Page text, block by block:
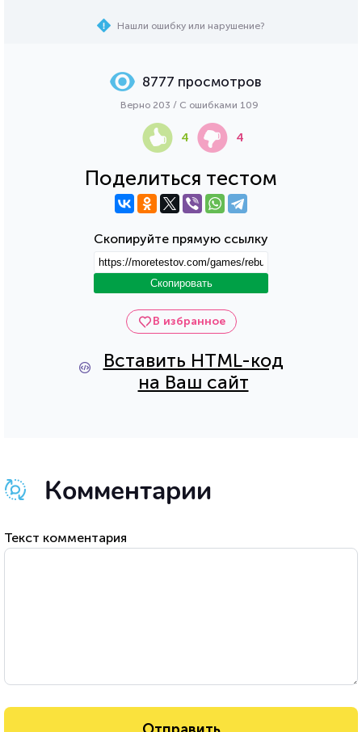
Нашли ошибку или нарушение?
В избранное
Вставить HTML-код
на Ваш сайт
Поделиться тестом
Скопируйте прямую ссылку
Скопировать
8777 просмотров
Верно 203 / С ошибками 109
4 4
Комментарии
Текст комментария